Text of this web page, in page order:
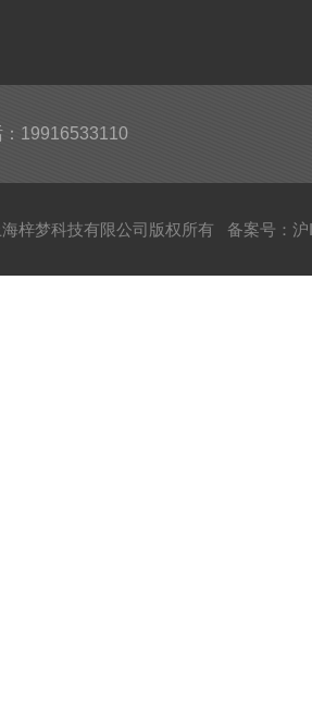
19916533110
梓梦科技有限公司版权所有 备案号：